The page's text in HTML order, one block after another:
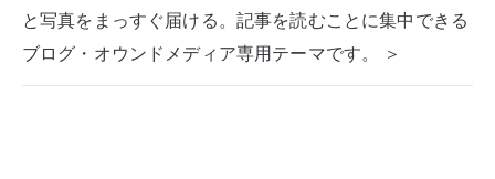
と写真をまっすぐ届ける。記事を読むことに集中できる
ブログ・オウンドメディア専用テーマです。 ＞